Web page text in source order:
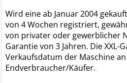
Wird eine ab Januar 2004
von 4 Wochen registriert,
von privater oder gewerblicher
Garantie von 3 Jahren. Die
Verkaufsdatum der Maschine
Endverbraucher/Käufer.